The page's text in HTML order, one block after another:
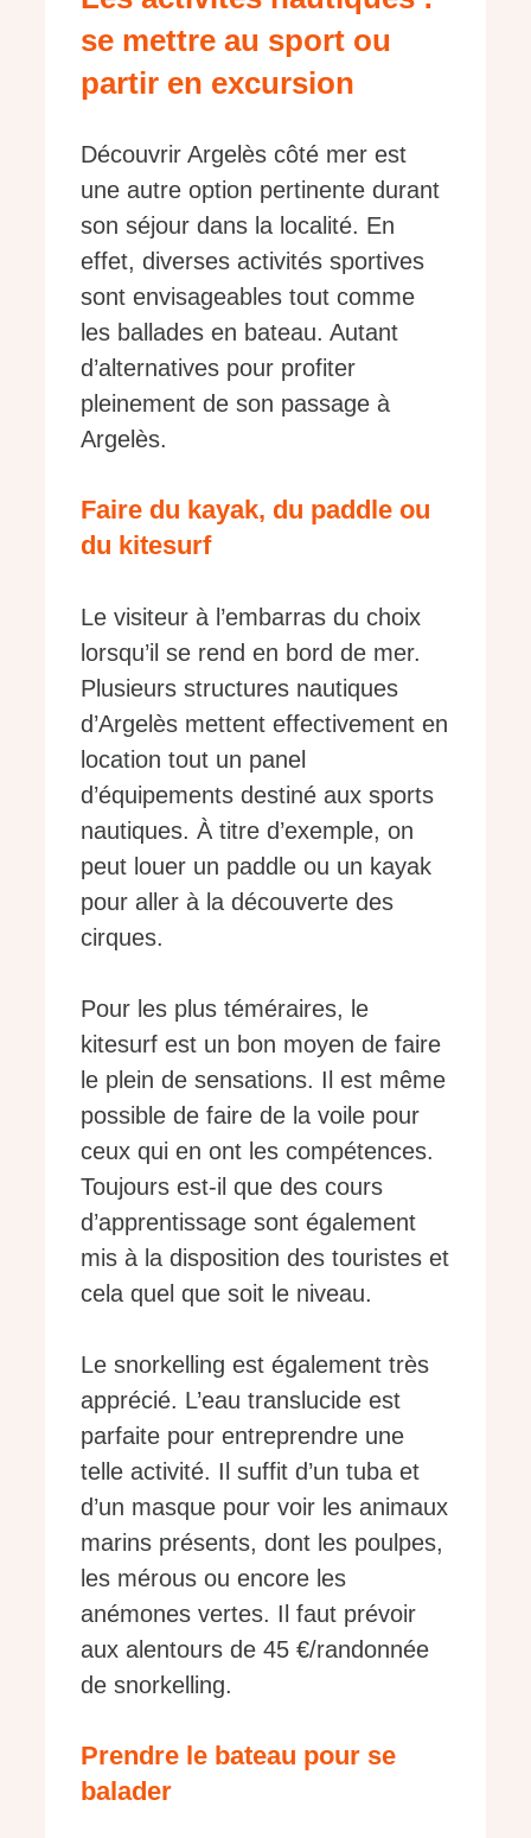
se mettre au sport ou
partir en excursion
Découvrir Argelès côté mer est
une autre option pertinente durant
son séjour dans la localité. En
effet, diverses activités sportives
sont envisageables tout comme
les ballades en bateau. Autant
d’alternatives pour profiter
pleinement de son passage à
Argelès.
Faire du kayak, du paddle ou
du kitesurf
Le visiteur à l’embarras du choix
lorsqu’il se rend en bord de mer.
Plusieurs structures nautiques
d’Argelès mettent effectivement en
location tout un panel
d’équipements destiné aux sports
nautiques. À titre d’exemple, on
peut louer un paddle ou un kayak
pour aller à la découverte des
cirques.
Pour les plus téméraires, le
kitesurf est un bon moyen de faire
le plein de sensations. Il est même
possible de faire de la voile pour
ceux qui en ont les compétences.
Toujours est-il que des cours
d’apprentissage sont également
mis à la disposition des touristes et
cela quel que soit le niveau.
Le snorkelling est également très
apprécié. L’eau translucide est
parfaite pour entreprendre une
telle activité. Il suffit d’un tuba et
d’un masque pour voir les animaux
marins présents, dont les poulpes,
les mérous ou encore les
anémones vertes. Il faut prévoir
aux alentours de 45 €/randonnée
de snorkelling.
Prendre le bateau pour se
balader